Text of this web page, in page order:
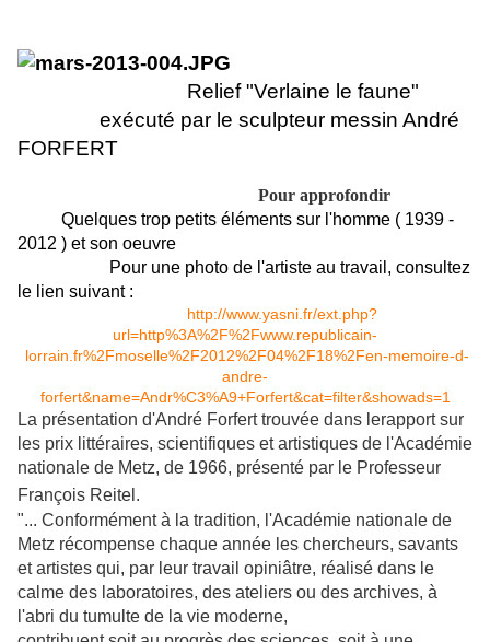
Relief "Verlaine le faune"
exécuté par le sculpteur messin André
FORFERT
Pour approfondir
Quelques trop petits éléments sur l'homme ( 1939 -
2012 ) et son oeuvre
Pour une photo de l'artiste au travail, consultez
le lien suivant :
http://www.yasni.fr/ext.php?
url=http%3A%2F%2Fwww.republicain-
lorrain.fr%2Fmoselle%2F2012%2F04%2F18%2Fen-memoire-d-
andre-
forfert&name=Andr%C3%A9+Forfert&cat=filter&showads=1
La présentation d'André Forfert trouvée dans lerapport sur
les prix littéraires, scientifiques et artistiques de l'Académie
nationale de Metz, de 1966, présenté par le Professeur
François Reitel.
"... Conformément à la tradition, l'Académie nationale de
Metz récompense chaque année les chercheurs, savants
et artistes qui, par leur travail opiniâtre, réalisé dans le
calme des laboratoires, des ateliers ou des archives, à
l'abri du tumulte de la vie moderne,